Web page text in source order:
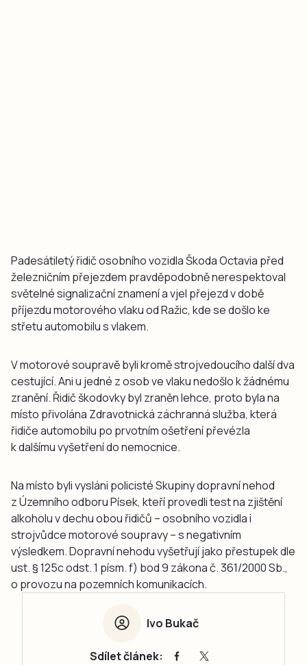
Padesátiletý řidič osobního vozidla Škoda Octavia před
železničním přejezdem pravděpodobně nerespektoval
světelné signalizační znamení a vjel přejezd v době
příjezdu motorového vlaku od Ražic, kde se došlo ke
střetu automobilu s vlakem.
V motorové soupravě byli kromě strojvedoucího další dva
cestující. Ani u jedné z osob ve vlaku nedošlo k žádnému
zranění. Řidič škodovky byl zraněn lehce, proto byla na
místo přivolána Zdravotnická záchranná služba, která
řidiče automobilu po prvotním ošetření převézla
k dalšímu vyšetření do nemocnice.
Na místo byli vysláni policisté Skupiny dopravní nehod
z Územního odboru Písek, kteří provedli test na zjištění
alkoholu v dechu obou řidičů – osobního vozidla i
strojvůdce motorové soupravy – s negativním
výsledkem. Dopravní nehodu vyšetřují jako přestupek dle
ust. § 125c odst. 1 písm. f) bod 9 zákona č. 361/2000 Sb.,
o provozu na pozemních komunikacích.
Ivo Bukač
Sdílet článek: